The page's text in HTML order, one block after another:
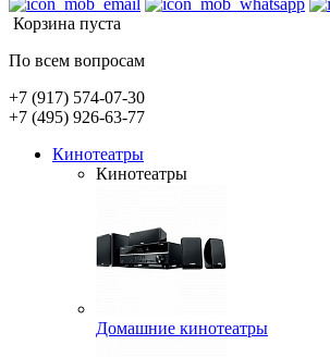
Корзина пуста
По всем вопросам
+7 (917) 574-07-30
+7 (495) 926-63-77
Кинотеатры
Кинотеатры
Домашние кинотеатры